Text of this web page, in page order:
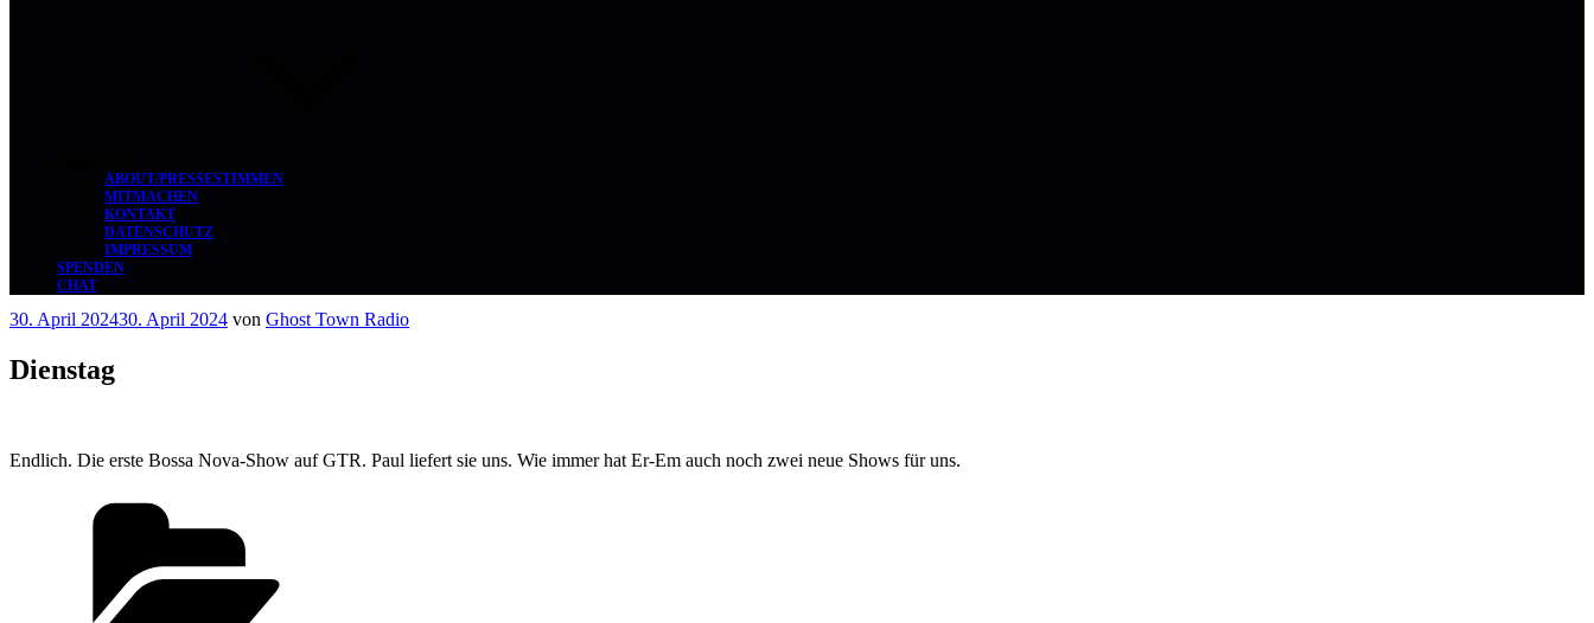
ABOUT/PRESSESTIMMEN
MITMACHEN
KONTAKT
DATENSCHUTZ
IMPRESSUM
SPENDEN
CHAT
Veröffentlicht
30. April 202430. April 2024 von Ghost Town Radio
Dienstag
Endlich. Die erste Bossa Nova-Show auf GTR. Paul liefert sie uns. Wie immer hat Er-Em auch noch zwei neue Shows für uns.